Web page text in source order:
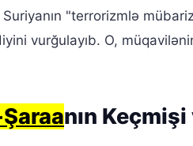
Suriyanın "terrorizmlə
vurğulayıb. O,
nın